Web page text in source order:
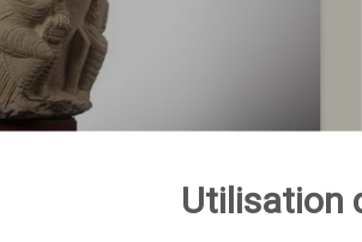
Utilisation